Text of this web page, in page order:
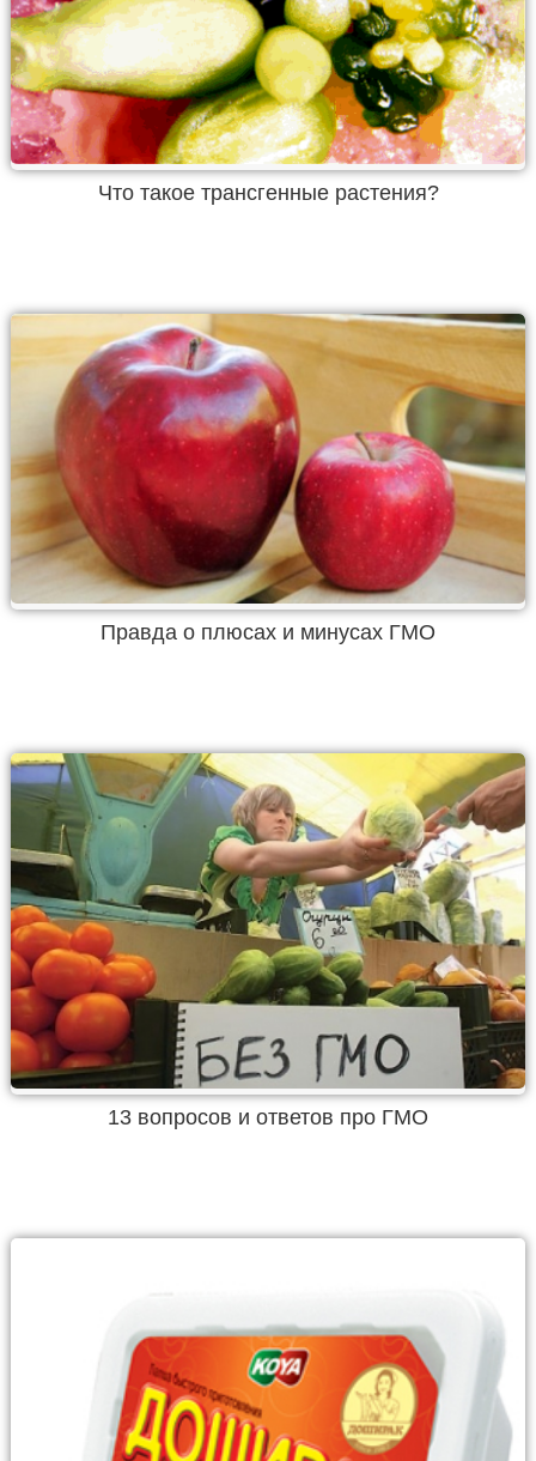
Что такое трансгенные растения?
Правда о плюсах и минусах ГМО
13 вопросов и ответов про ГМО